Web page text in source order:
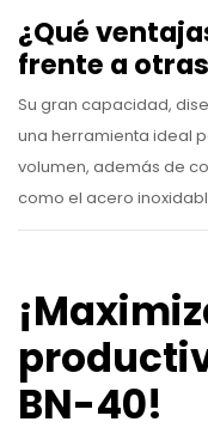
¿Qué
frente a
Su gran capacidad,
una herramienta ideal
volumen, además de
como el acero
BN-40!